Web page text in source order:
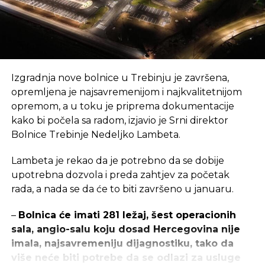
Izgradnja nove bolnice u Trebinju je završena,
opremljena je najsavremenijom i najkvalitetnijom
opremom, a u toku je priprema dokumentacije
kako bi počela sa radom, izjavio je Srni direktor
Bolnice Trebinje Nedeljko Lambeta.
Lambeta je rekao da je potrebno da se dobije
upotrebna dozvola i preda zahtjev za početak
rada, a nada se da će to biti završeno u januaru.
– Bolnica će imati 281 ležaj, šest operacionih
sala, angio-salu koju dosad Hercegovina nije
imala, najsavremeniju dijagnostiku, tako da
više neće biti potrebe da se odlazi za usluge